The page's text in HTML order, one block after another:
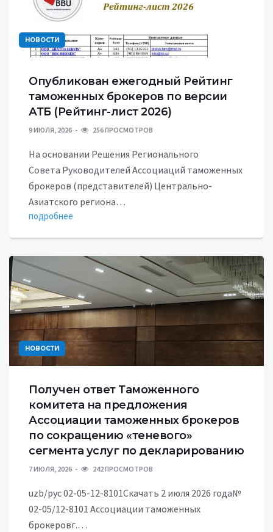
НОВОСТИ
Опубликован ежегодный Рейтинг
таможенных брокеров по версии
АТБ (Рейтинг-лист 2026)
9 ИЮЛЯ, 2026 256 ПРОСМОТРОВ
На основании Решения Регионального
Совета Руководителей Ассоциаций таможенных
брокеров (представителей) Центрально-
Азиатского региона…
подробнее
НОВОСТИ
Получен ответ Таможенного
комитета на предложения
Ассоциации таможенных брокеров
по сокращению «теневого»
сегмента услуг по декларированию
7 ИЮЛЯ, 2026 242 ПРОСМОТРОВ
uzb/рус 02-05-12-8101Скачать 2 июля 2026 года№
02-05/12-8101 Ассоциации таможенных
брокеровг.…